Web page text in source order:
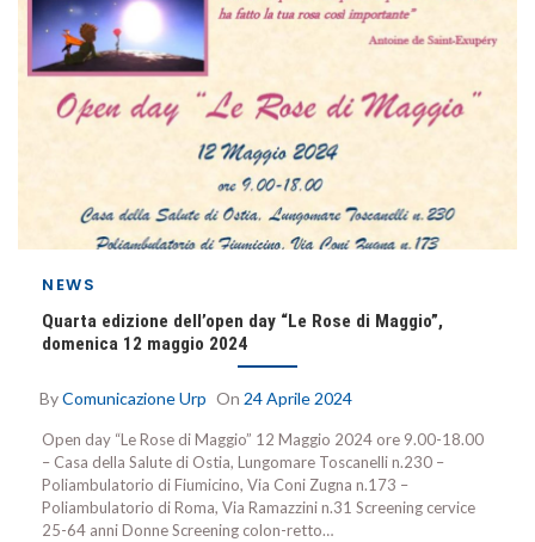
NEWS
Quarta edizione dell’open day “Le Rose di Maggio”,
domenica 12 maggio 2024
ByComunicazione Urp On 24 Aprile 2024
Open day “Le Rose di Maggio” 12 Maggio 2024 ore 9.00-18.00
– Casa della Salute di Ostia, Lungomare Toscanelli n.230 –
Poliambulatorio di Fiumicino, Via Coni Zugna n.173 –
Poliambulatorio di Roma, Via Ramazzini n.31 Screening cervice
25-64 anni Donne Screening colon-retto…